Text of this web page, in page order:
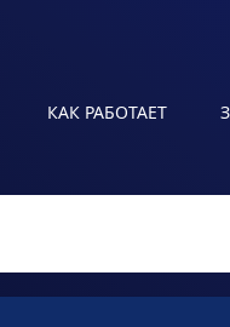
КАК РАБОТАЕТ